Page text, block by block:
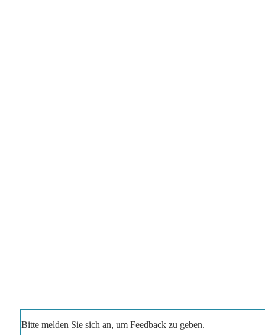
Bitte melden Sie sich an, um Feedback zu geben.